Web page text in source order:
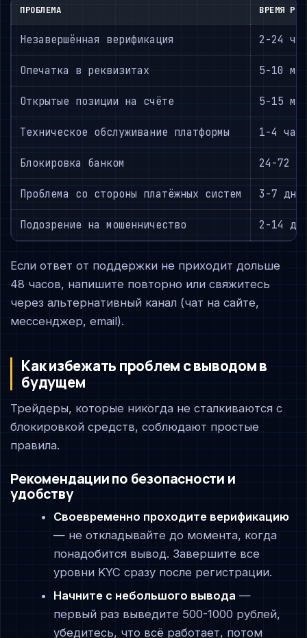
ПРОБЛЕМА ВРЕМЯ
Незавершённая верификация 2-24
Опечатка в реквизитах 5-10
Открытые позиции на счёте 5-15
Техническое обслуживание платформы 1-4
Блокировка банком 24-72
Проблема со стороны платёжных систем 3-7
Подозрение на мошенничество 2-14
Если ответ от поддержки не приходит дольше
48 часов, напишите повторно или свяжитесь
через альтернативный канал (чат на сайте,
мессенджер, email).
Как избежать проблем с выводом в
будущем
Трейдеры, которые никогда не сталкиваются с
блокировкой средств, соблюдают простые
правила.
Рекомендации по безопасности и
удобству
Своевременно проходите верификацию
— не откладывайте до момента, когда
понадобится вывод. Завершите все
уровни KYC сразу после регистрации.
Начните с небольшого вывода —
первый раз выведите 500-1000 рублей,
убедитесь, что всё работает, потом